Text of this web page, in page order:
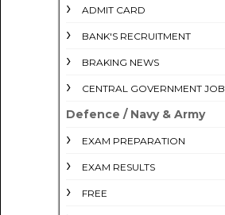
ADMIT CARD
BANK'S RECRUITMENT
BRAKING NEWS
CENTRAL GOVERNMENT JOB
Defence / Navy & Army
EXAM PREPARATION
EXAM RESULTS
FREE